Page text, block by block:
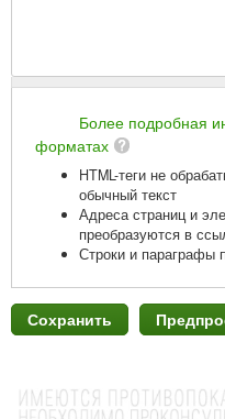
Более подробная
форматах
HTML-теги не
обычный текст
Адреса страниц и
преобразуются в
Строки и параграфы